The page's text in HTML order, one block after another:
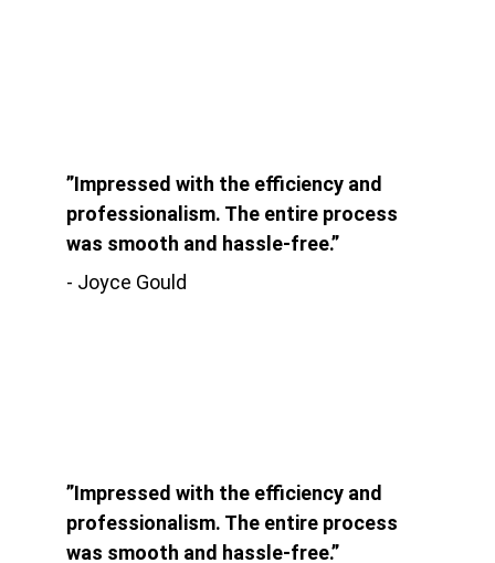
”Impressed with the efficiency and
professionalism. The entire process
was smooth and hassle-free.”
”Impressed with the efficiency and
professionalism. The entire process
was smooth and hassle-free.”
- Joyce Gould